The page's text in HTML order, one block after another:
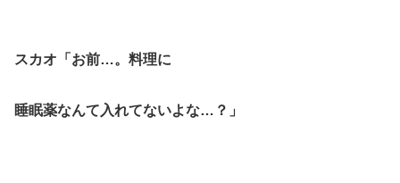
スカオ「お前…。料理に
睡眠薬なんて入れてないよな…？」